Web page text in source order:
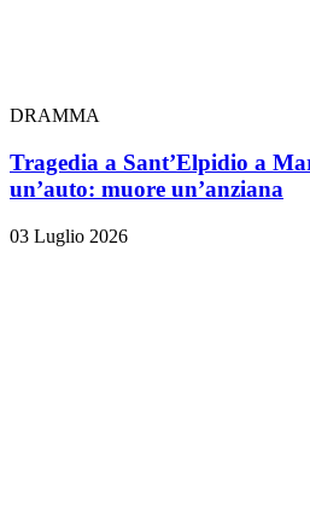
DRAMMA
Tragedia a Sant’Elpidio a
un’auto: muore un’anziana
03 Luglio 2026